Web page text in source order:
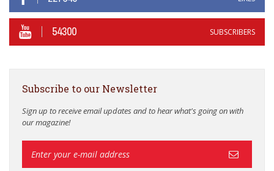
54300 SUBSCRIBERS
Subscribe to our Newsletter
Sign up to receive email updates and to hear what's going on with
our magazine!